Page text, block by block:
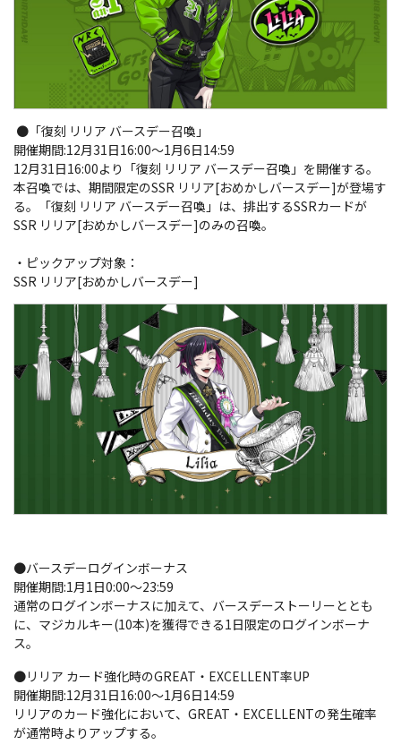
●「復刻 リリア バースデー召喚」
開催期間:12月31日16:00～1月6日14:59
12月31日16:00より「復刻 リリア バースデー召喚」を開催する。
本召喚では、期間限定のSSR リリア[おめかしバースデー]が登場す
る。「復刻 リリア バースデー召喚」は、排出するSSRカードが
SSR リリア[おめかしバースデー]のみの召喚。
・ピックアップ対象：
SSR リリア[おめかしバースデー]
●バースデーログインボーナス
開催期間:1月1日0:00～23:59
通常のログインボーナスに加えて、バースデーストーリーととも
に、マジカルキー(10本)を獲得できる1日限定のログインボーナ
ス。
●リリア カード強化時のGREAT・EXCELLENT率UP
開催期間:12月31日16:00～1月6日14:59
リリアのカード強化において、GREAT・EXCELLENTの発生確率
が通常時よりアップする。